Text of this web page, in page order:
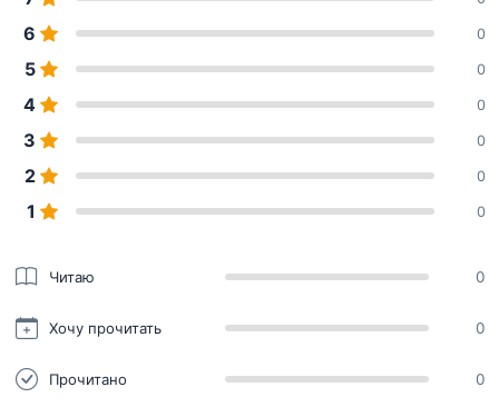
6 0
5 0
4 0
3 0
2 0
1 0
Читаю 0
Хочу прочитать 0
Прочитано 0